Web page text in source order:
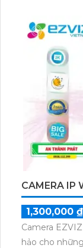
trường,
đã gây ấn
chất lượng
năng thông
khám phá
camera
đúng đắn cho
nhất cho
CAMERA IP
1,300,000 ₫
Camera
hảo cho